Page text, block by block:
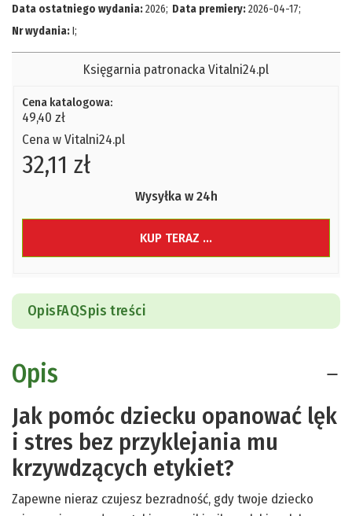
Data ostatniego wydania:2026; Data premiery:2026-04-17;
Nr wydania:I;
Księgarnia patronacka Vitalni24.pl
Cena katalogowa:
49,40 zł
Cena w Vitalni24.pl
32,11 zł
Wysyłka w 24h
KUP TERAZ ...
OpisFAQSpis treści
Opis
Jak pomóc dziecku opanować lęk
i stres bez przyklejania mu
krzywdzących etykiet?
Zapewne nieraz czujesz bezradność, gdy twoje dziecko